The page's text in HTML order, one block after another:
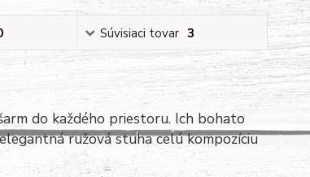
Súvisiaci tovar 3
do každého priestoru. Ich bohato
ružová stuha celú kompozíciu